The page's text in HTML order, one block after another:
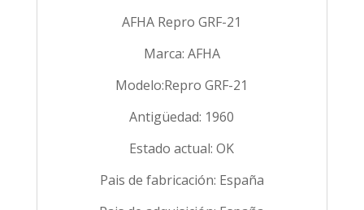
AFHA Repro GRF-21
Marca: AFHA
Modelo:Repro GRF-21
Antigüedad: 1960
Estado actual: OK
Pais de fabricación: España